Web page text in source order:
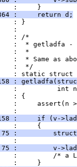
:     }
:     return d;
: }
:
: /*
:  * getladfa
:  *
:  * Same as
:  */
: static struct
:
:          int
: {
:     assert(n
:
:     if (v-
:     {
:
:
:         v-
:         /* a
:     }